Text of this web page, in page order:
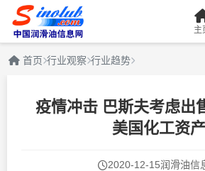
主
首页 行业观察 行业趋势
疫情冲击 巴斯夫考虑出
美国化工资产
2020-12-15润滑油信